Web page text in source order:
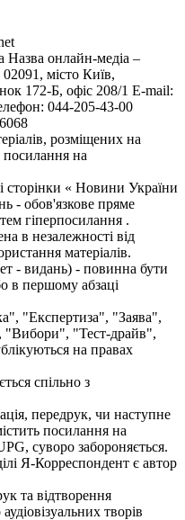
Назва онлайн-медіа –
місто Київ,
172-Б, офіс 208/1 E-mail:
044-205-43-00
розміщених на
посилання на
сторінки « Новини України
- обов'язкове пряме
гіперпосилання .
в незалежності від
матеріалів.
- видань) - повинна бути
в першому абзаці
"Експертиза", "Заява",
"Вибори", "Тест-драйв",
на правах
спільно з
передрук, чи наступне
посилання на
суворо забороняється.
Я-Корреспондент є автор
та відтворення
творів